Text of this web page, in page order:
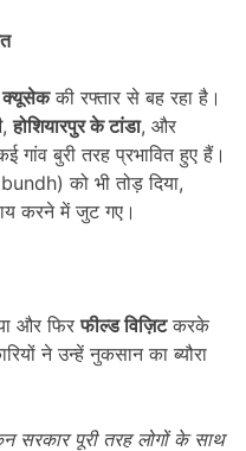
क्यूसेककी रफ्तार से बह रहा है।
,होशियारपुर के टांडा, और
गांव बुरी तरह प्रभावित हुए हैं।
को भी तोड़ दिया,
करने में जुट गए।
और फिरफील्ड विज़िटकरके
ने उन्हें नुकसान का ब्यौरा
सरकार पूरी तरह लोगों के साथ